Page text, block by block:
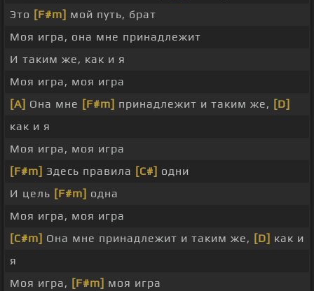
Это [F#m] мой путь, брат
Моя игра, она мне принадлежит
И таким же, как и я
Моя игра, моя игра
[A] Она мне [F#m] принадлежит и таким же, [D]
как и я
Моя игра, моя игра
[F#m] Здесь правила [C#] одни
И цель [F#m] одна
Моя игра, моя игра
[C#m] Она мне принадлежит и таким же, [D] как и
я
Моя игра, [F#m] моя игра